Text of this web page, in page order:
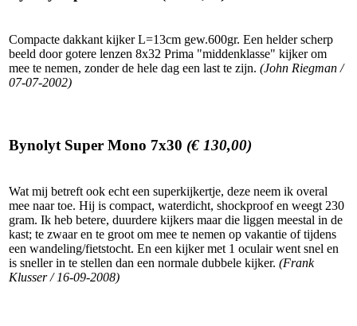
Compacte dakkant kijker L=13cm gew.600gr. Een helder scherp
beeld door gotere lenzen 8x32 Prima "middenklasse" kijker om
mee te nemen, zonder de hele dag een last te zijn. (John Riegman /
07-07-2002)
Bynolyt Super Mono 7x30 (€ 130,00)
Wat mij betreft ook echt een superkijkertje, deze neem ik overal
mee naar toe. Hij is compact, waterdicht, shockproof en weegt 230
gram. Ik heb betere, duurdere kijkers maar die liggen meestal in de
kast; te zwaar en te groot om mee te nemen op vakantie of tijdens
een wandeling/fietstocht. En een kijker met 1 oculair went snel en
is sneller in te stellen dan een normale dubbele kijker. (Frank
Klusser / 16-09-2008)